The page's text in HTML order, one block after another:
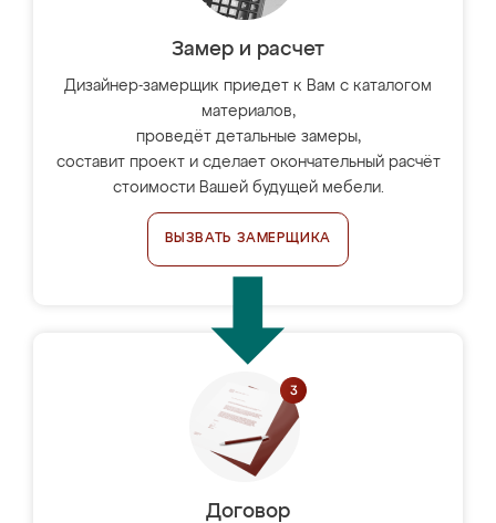
Замер и расчет
Дизайнер-замерщик приедет к Вам с каталогом
материалов,
проведёт детальные замеры,
составит проект и сделает окончательный расчёт
стоимости Вашей будущей мебели.
ВЫЗВАТЬ ЗАМЕРЩИКА
Договор